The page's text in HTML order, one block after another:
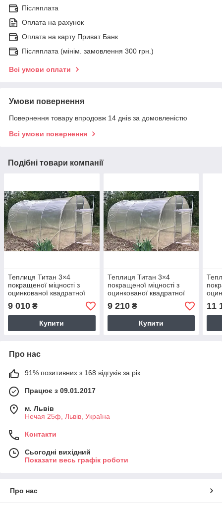
Післяплата
Оплата на рахунок
Оплата на карту Приват Банк
Післяплата (мінім. замовлення 300 грн.)
Всі умови оплати
Умови повернення
Повернення товару впродовж 14 днів за домовленістю
Всі умови повернення
Подібні товари компанії
Теплиця Титан 3×4
покращеної міцності з
оцинкованої квадратної
труби з плівкою 150 мкм
9 010 ₴
Купити
Теплиця Титан 3×4
покращеної міцності з
оцинкованої квадратної
труби з плівкою 200 мкм
9 210₴
Купити
11
Про нас
91% позитивних з 168 відгуків за рік
Працює з 09.01.2017
м. Львів
Нечая 25ф, Львів, Україна
Контакти
Сьогодні вихідний
Показати весь графік роботи
Про нас